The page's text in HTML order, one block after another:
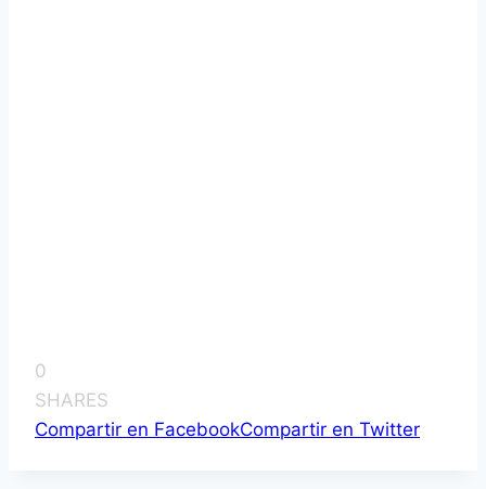
0
SHARES
Compartir en FacebookCompartir en Twitter